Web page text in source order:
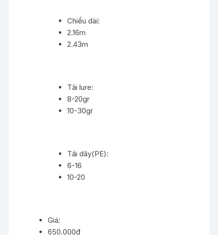
Chiều dài:
2.16m
2.43m
Tải lure:
8-20gr
10-30gr
Tải dây(PE):
6-16
10-20
Giá:
650.000đ